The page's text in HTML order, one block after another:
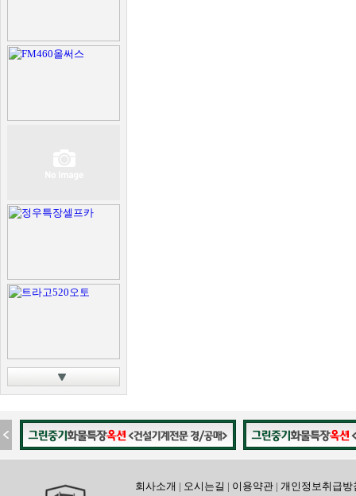
회사소개 | 오시는길 | 이용약관 | 개인정보취급방